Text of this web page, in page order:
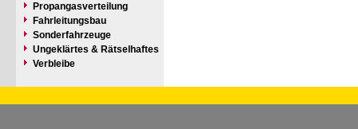
Propangasverteilung
Fahrleitungsbau
Sonderfahrzeuge
Ungeklärtes & Rätselhaftes
Verbleibe